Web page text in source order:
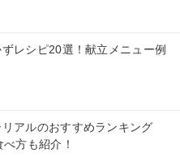
レシピ20選！献立メニュー例
アルのおすすめランキング
べ方も紹介！